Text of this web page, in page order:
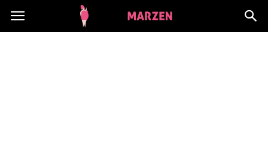
CialoMarzen.pl